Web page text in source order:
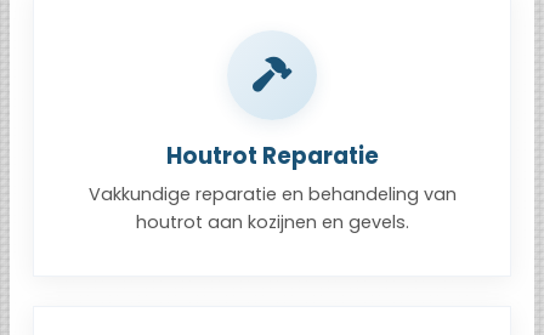
Houtrot Reparatie
Vakkundige reparatie en behandeling van
houtrot aan kozijnen en gevels.